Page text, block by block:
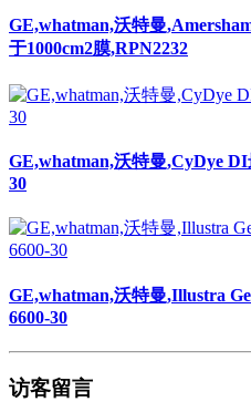
GE,whatman,沃特曼,CyDye DI
30
GE,whatman,沃特曼,Illustra
6600-30
访客留言
姓名：
邮箱：
电话：
留言标题：